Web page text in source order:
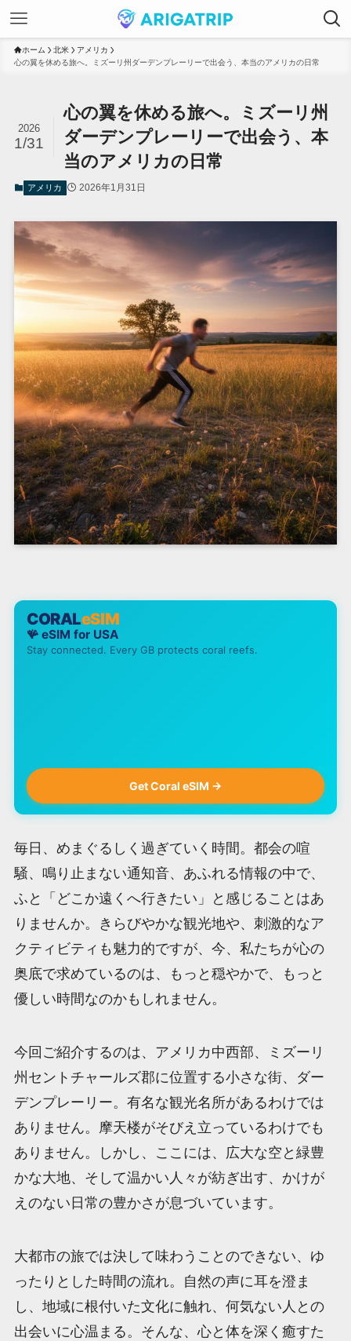
ホーム 北米
アメリカ
心の翼を休める旅へ。ミズーリ州ダーデンプレーリーで出会う、本当のアメリカの日常
心の翼を休める旅へ。ミズーリ州
ダーデンプレーリーで出会う、本
当のアメリカの日常
2026
1/31
アメリカ 2026年1月31日
CORALeSIM
🪸 eSIM for USA
Stay connected. Every GB protects coral reefs.
Get Coral eSIM →
毎日、めまぐるしく過ぎていく時間。都会の喧
騒、鳴り止まない通知音、あふれる情報の中で、
ふと「どこか遠くへ行きたい」と感じることはあ
りませんか。きらびやかな観光地や、刺激的なア
クティビティも魅力的ですが、今、私たちが心の
奥底で求めているのは、もっと穏やかで、もっと
優しい時間なのかもしれません。
今回ご紹介するのは、アメリカ中西部、ミズーリ
州セントチャールズ郡に位置する小さな街、ダー
デンプレーリー。有名な観光名所があるわけでは
ありません。摩天楼がそびえ立っているわけでも
ありません。しかし、ここには、広大な空と緑豊
かな大地、そして温かい人々が紡ぎ出す、かけが
えのない日常の豊かさが息づいています。
大都市の旅では決して味わうことのできない、ゆ
ったりとした時間の流れ。自然の声に耳を澄ま
し、地域に根付いた文化に触れ、何気ない人との
出会いに心温まる。そんな、心と体を深く癒すた